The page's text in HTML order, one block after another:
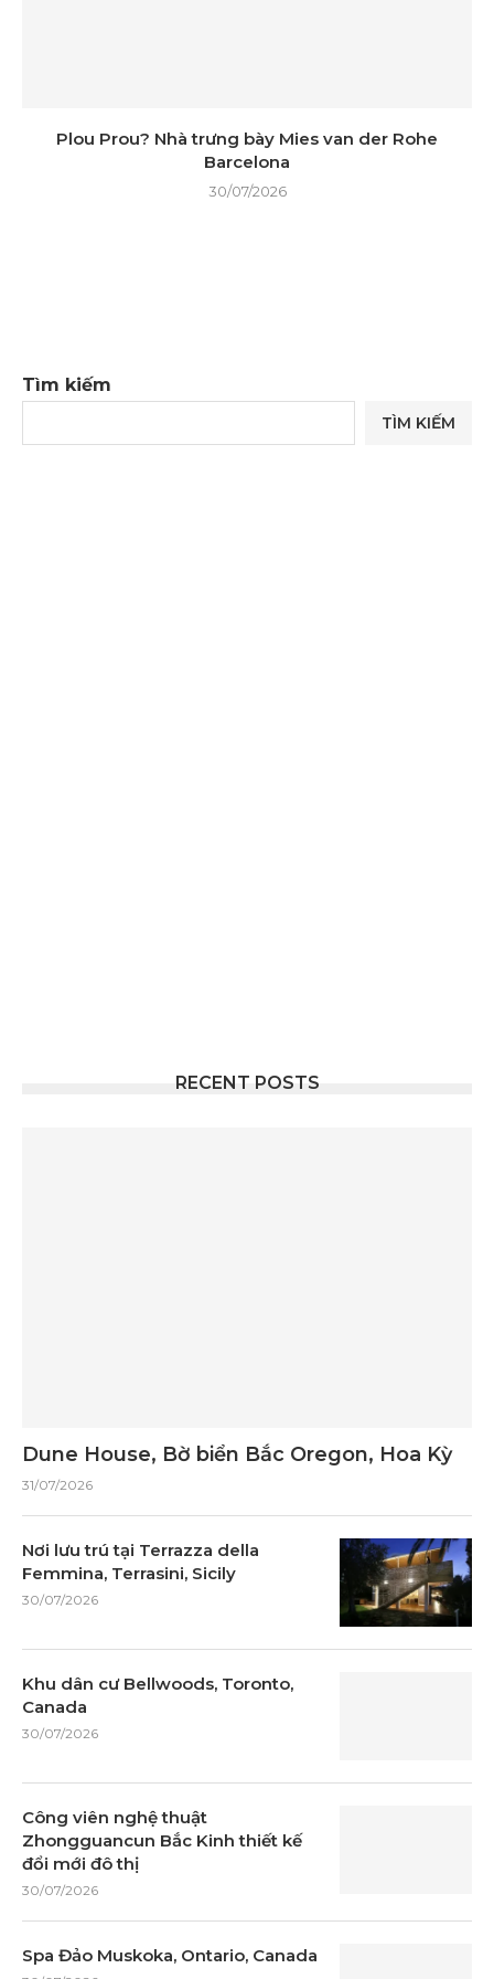
Plou Prou? Nhà trưng bày Mies van der Rohe
Barcelona
30/07/2026
Tìm kiếm
TÌM KIẾM
RECENT POSTS
Dune House, Bờ biển Bắc Oregon, Hoa Kỳ
31/07/2026
Nơi lưu trú tại Terrazza della
Femmina, Terrasini, Sicily
30/07/2026
Khu dân cư Bellwoods, Toronto,
Canada
30/07/2026
Công viên nghệ thuật
Zhongguancun Bắc Kinh thiết kế
đổi mới đô thị
30/07/2026
Spa Đảo Muskoka, Ontario, Canada